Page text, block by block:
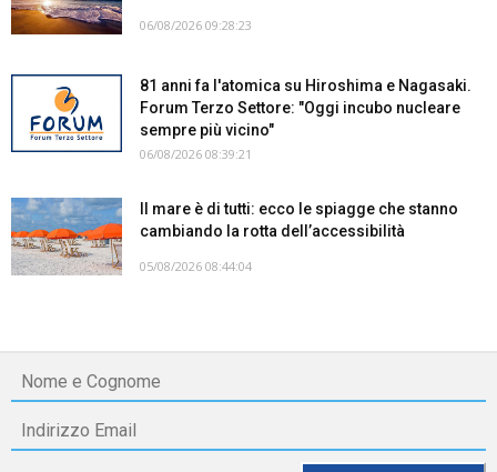
06/08/2026 09:28:23
81 anni fa l'atomica su Hiroshima e Nagasaki.
Forum Terzo Settore: "Oggi incubo nucleare
sempre più vicino"
06/08/2026 08:39:21
Il mare è di tutti: ecco le spiagge che stanno
cambiando la rotta dell’accessibilità
05/08/2026 08:44:04